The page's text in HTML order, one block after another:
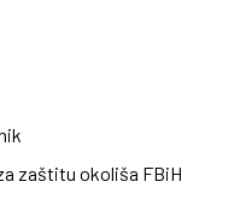
zaštitu okoliša FBiH